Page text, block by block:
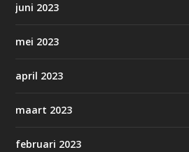
juni 2023
mei 2023
april 2023
maart 2023
februari 2023